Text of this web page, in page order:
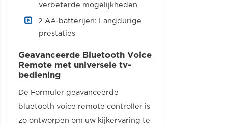
verbeterde mogelijkheden
2 AA-batterijen: Langdurige
prestaties
Geavanceerde Bluetooth Voice
Remote met universele tv-
bediening
De Formuler geavanceerde
bluetooth voice remote controller is
zo ontworpen om uw kijkervaring te